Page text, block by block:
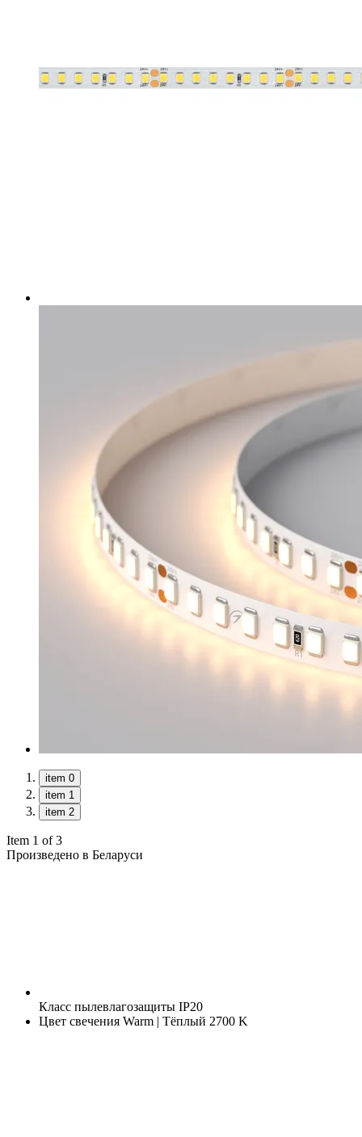
item 0
item 1
item 2
Item 1 of 3
Произведено в Беларуси
Класс пылевлагозащиты IP20
Цвет свечения Warm | Тёплый 2700 K